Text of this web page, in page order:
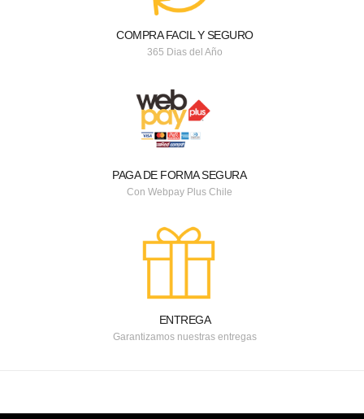
COMPRA FACIL Y SEGURO
365 Dias del Año
PAGA DE FORMA SEGURA
Con Webpay Plus Chile
ENTREGA
Garantizamos nuestras entregas